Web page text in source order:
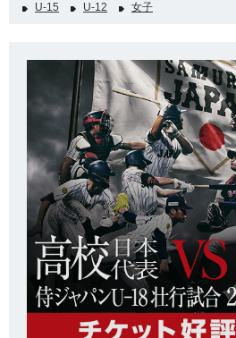
U-15
U-12 女子